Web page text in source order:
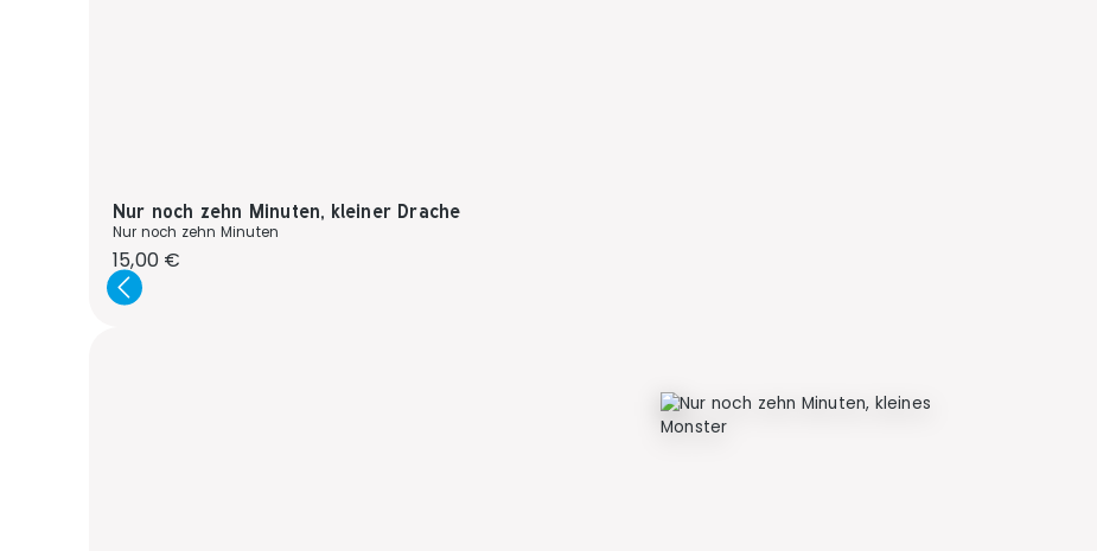
Nur noch zehn Minuten, kleiner Drache
Nur noch zehn Minuten
Regulärer Preis:
15,00 €